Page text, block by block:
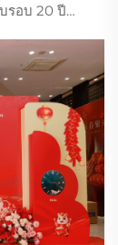
รอบ 20 ปี
นาฬิกา และ
บปี 2026